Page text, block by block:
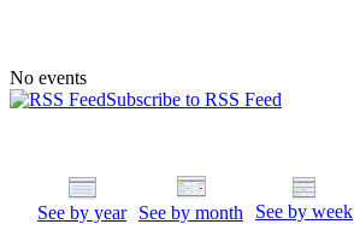
No events
Subscribe to RSS Feed
See by year See by month See by week